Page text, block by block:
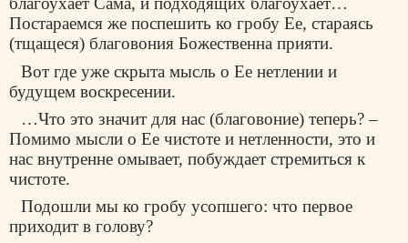
Постараемся же поспешить ко гробу Ее, стараясь
(тщащеся) благовония Божественна прияти.
Вот где уже скрыта мысль о Ее нетлении и
будущем воскресении.
…Что это значит для нас (благовоние) теперь? –
Помимо мысли о Ее чистоте и нетленности, это и
нас внутренне омывает, побуждает стремиться к
чистоте.
Подошли мы ко гробу усопшего: что первое
приходит в голову?